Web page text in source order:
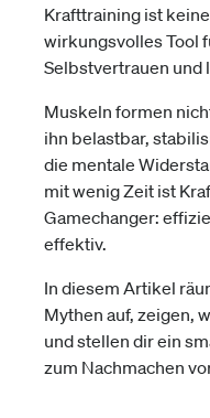
Krafttraining ist
wirkungsvolles Tool
Selbstvertrauen und
Muskeln formen
ihn belastbar,
die mentale
mit wenig Zeit ist
Gamechanger:
effektiv.
In diesem Artikel
Mythen auf, zeigen,
und stellen dir ein
zum Nachmachen